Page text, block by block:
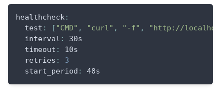
healthcheck:
test : [ "CMD" , "curl" , "-f" ,
"http://
interval :
30s
timeout :
10s
retries :
3
start_period : 40s